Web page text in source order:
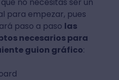
para empezar, pues
paso a paso las
necesarios para
guion gráfico: